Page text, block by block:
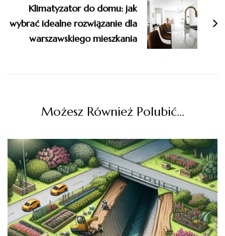
Klimatyzator do domu: jak
wybrać idealne rozwiązanie dla
warszawskiego mieszkania
Możesz Również Polubić…